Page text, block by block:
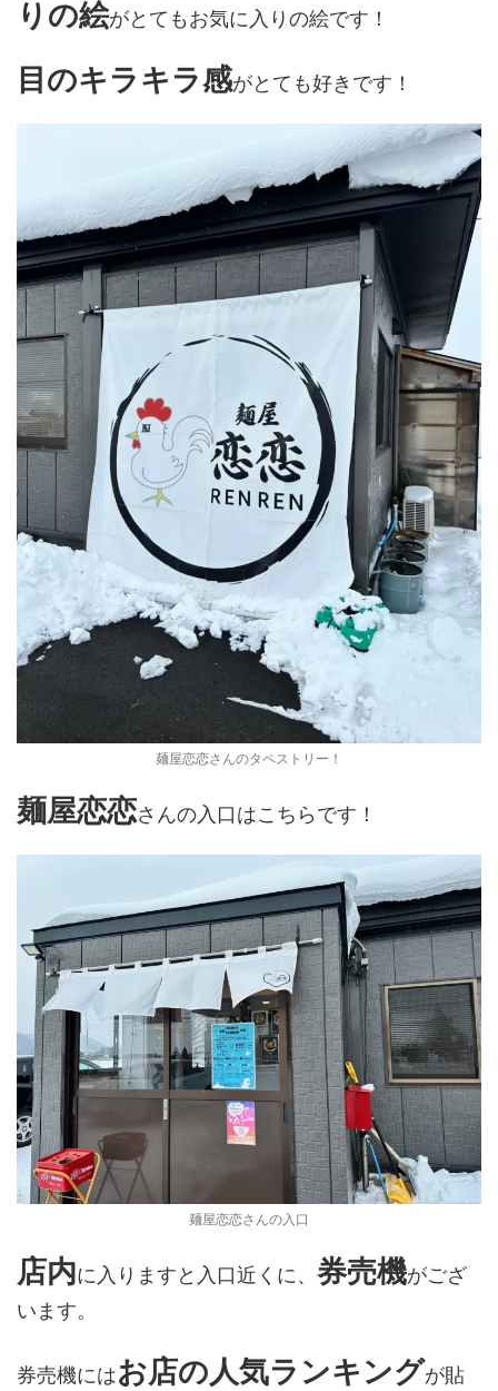
りの絵がとてもお気に入りの絵です！
目のキラキラ感がとても好きです！
麺屋恋恋さんのタペストリー！
麺屋恋恋さんの入口はこちらです！
麺屋恋恋さんの入口
店内に入りますと入口近くに、 券売機がござ
います。
券売機にはお店の人気ランキングが貼